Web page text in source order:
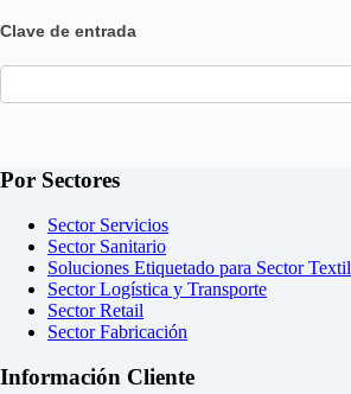
Clave de entrada
Por Sectores
Sector Servicios
Sector Sanitario
Soluciones Etiquetado para Sector Textil
Sector Logística y Transporte
Sector Retail
Sector Fabricación
Información Cliente